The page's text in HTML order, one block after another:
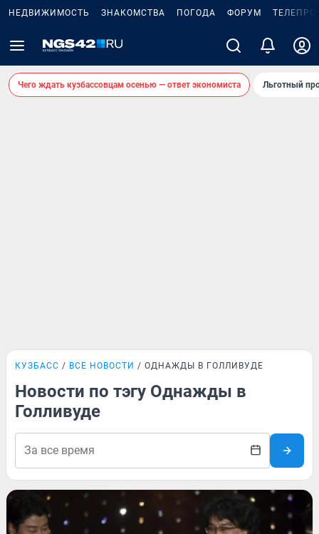
НЕДВИЖИМОСТЬ ЗНАКОМСТВА ПОГОДА ФОРУМ
Чего ждать кузбассовцам осенью — ответ экономиста Льготный
КУЗБАСС ВСЕ НОВОСТИ ОДНАЖДЫ В ГОЛЛИВУДЕ
Новости по тэгу Однажды в
Голливуде